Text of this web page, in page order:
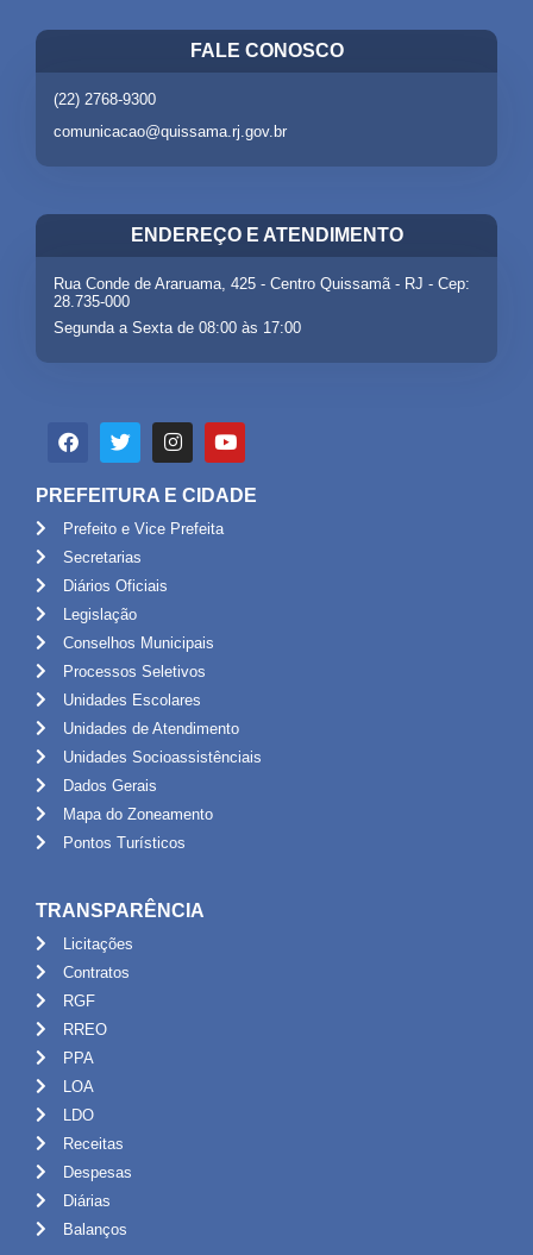
FALE CONOSCO
(22) 2768-9300
comunicacao@quissama.rj.gov.br
ENDEREÇO E ATENDIMENTO
Rua Conde de Araruama, 425 - Centro Quissamã - RJ - Cep:
28.735-000
Segunda a Sexta de 08:00 às 17:00
PREFEITURA E CIDADE
Prefeito e Vice Prefeita
Secretarias
Diários Oficiais
Legislação
Conselhos Municipais
Processos Seletivos
Unidades Escolares
Unidades de Atendimento
Unidades Socioassistênciais
Dados Gerais
Mapa do Zoneamento
Pontos Turísticos
TRANSPARÊNCIA
Licitações
Contratos
RGF
RREO
PPA
LOA
LDO
Receitas
Despesas
Diárias
Balanços